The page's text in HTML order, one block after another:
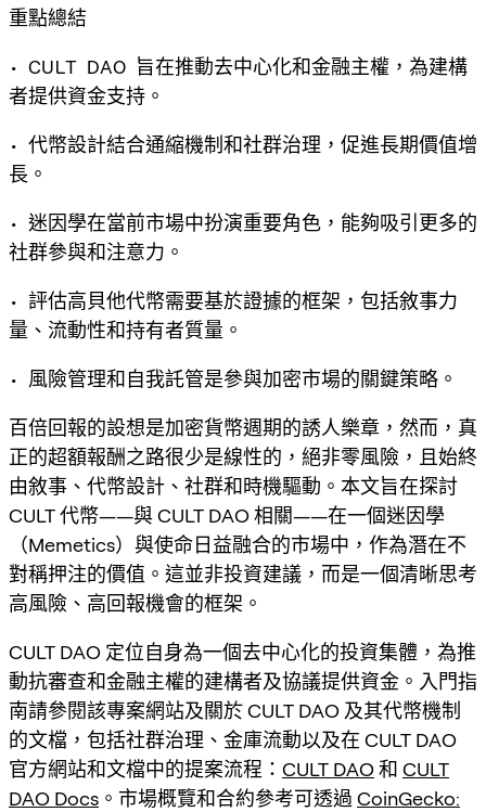
重點總結
• CULT DAO 旨在推動去中心化和金融主權，為建構
者提供資金支持。
• 代幣設計結合通縮機制和社群治理，促進長期價值增
長。
• 迷因學在當前市場中扮演重要角色，能夠吸引更多的
社群參與和注意力。
• 評估高貝他代幣需要基於證據的框架，包括敘事力
量、流動性和持有者質量。
• 風險管理和自我託管是參與加密市場的關鍵策略。
百倍回報的設想是加密貨幣週期的誘人樂章，然而，真
正的超額報酬之路很少是線性的，絕非零風險，且始終
由敘事、代幣設計、社群和時機驅動。本文旨在探討
CULT 代幣——與 CULT DAO 相關——在一個迷因學
（Memetics）與使命日益融合的市場中，作為潛在不
對稱押注的價值。這並非投資建議，而是一個清晰思考
高風險、高回報機會的框架。
CULT DAO 定位自身為一個去中心化的投資集體，為推
動抗審查和金融主權的建構者及協議提供資金。入門指
南請參閱該專案網站及關於 CULT DAO 及其代幣機制
的文檔，包括社群治理、金庫流動以及在 CULT DAO
官方網站和文檔中的提案流程： CULT DAO和 CULT
DAO Docs 。市場概覽和合約參考可透過 CoinGecko: